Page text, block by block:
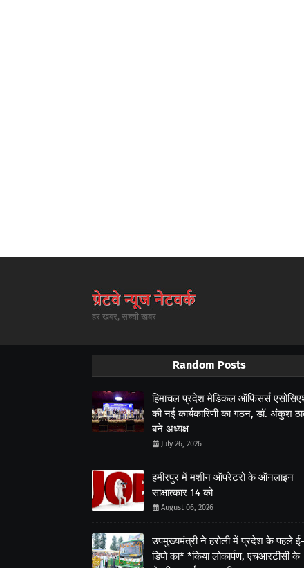
हर खबर, सच्ची खबर
Random Posts
हिमाचल प्रदेश मेडिकल ऑफिसर्स
की नई कार्यकारिणी का गठन, डॉ. अंकुश
बने अध्यक्ष
July 26, 2026
हमीरपुर में मशीन ऑपरेटरों के ऑनलाइन
साक्षात्कार 14 को
August 06, 2026
उपमुख्यमंत्री ने हरोली में प्रदेश के पहले
डिपो का* *किया लोकार्पण, एचआरटीसी के